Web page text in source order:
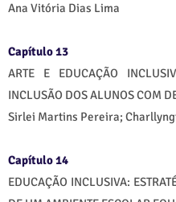
Ana Vitória Dias Lima
Capítulo 13
ARTE E EDUCAÇÃO
INCLUSÃO DOS ALUNOS COM
Sirlei Martins Pereira;
Capítulo 14
EDUCAÇÃO INCLUSIVA: